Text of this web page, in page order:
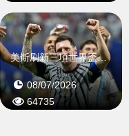
美斯刷新三項世界盃歷史紀錄
08/07/2026
64735